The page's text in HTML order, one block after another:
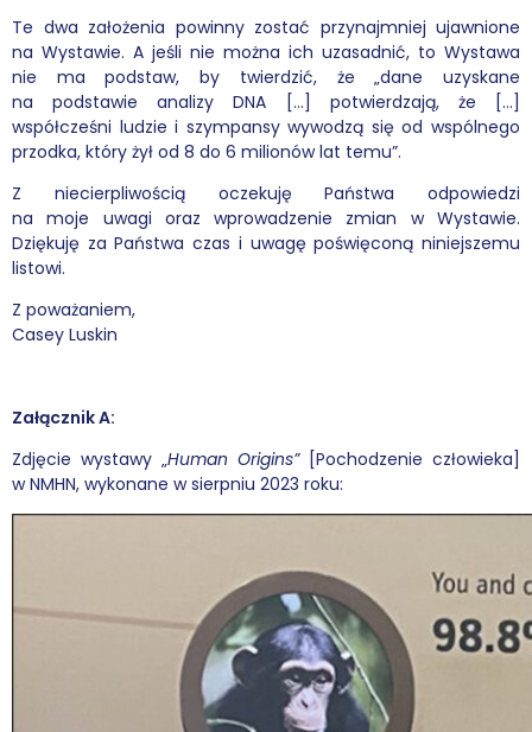
Te dwa założenia powinny zostać przynajmniej ujawnione
na Wystawie. A jeśli nie można ich uzasadnić, to Wystawa
nie ma podstaw, by twierdzić, że „dane uzyskane
na podstawie analizy DNA […] potwierdzają, że […]
współcześni ludzie i szympansy wywodzą się od wspólnego
przodka, który żył od 8 do 6 milionów lat temu”.
Z niecierpliwością oczekuję Państwa odpowiedzi
na moje uwagi oraz wprowadzenie zmian w Wystawie.
Dziękuję za Państwa czas i uwagę poświęconą niniejszemu
listowi.
Z poważaniem,
Casey Luskin
Załącznik A:
Zdjęcie wystawy „Human Origins” [Pochodzenie człowieka]
w NMHN, wykonane w sierpniu 2023 roku: